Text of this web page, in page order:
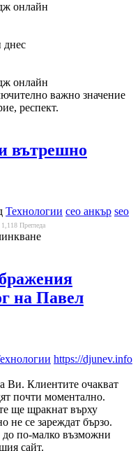
онлайн
днес
онлайн
важно значение
респект.
вътрешно
Технологии сео анкър seo
1,118 Прегледа
на Павел
https://djunev.info
Ви. Клиентите очакват
почти моментално.
ще щракнат върху
не се зареждат бързо.
до по-малко възможни
сайт.